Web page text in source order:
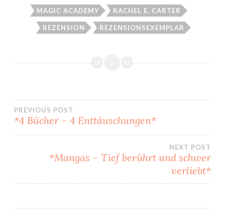
MAGIC ACADEMY RACHEL E. CARTER
REZENSION REZENSIONSEXEMPLAR
Beitragsnavigation
PREVIOUS POST
*4 Bücher – 4 Enttäuschungen*
NEXT POST
*Mangas – Tief berührt und schwer
verliebt*